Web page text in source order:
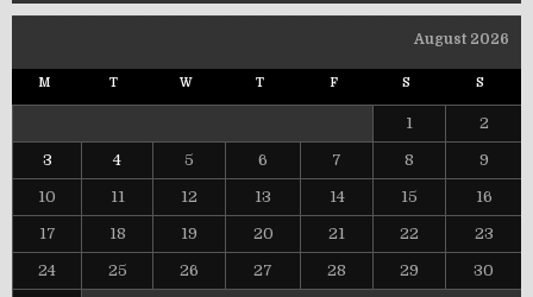
August 2026
M T W T F S S
1 2
3 4 5 6 7 8 9
10 11 12 13 14 15 16
17 18 19 20 21 22 23
24 25 26 27 28 29 30